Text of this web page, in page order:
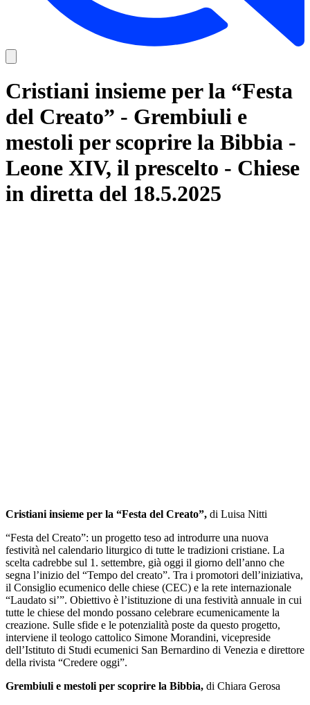
Cristiani insieme per la “Festa
del Creato” - Grembiuli e
mestoli per scoprire la Bibbia -
Leone XIV, il prescelto - Chiese
in diretta del 18.5.2025
Cristiani insieme per la “Festa del Creato”, di Luisa Nitti
“Festa del Creato”: un progetto teso ad introdurre una nuova
festività nel calendario liturgico di tutte le tradizioni cristiane. La
scelta cadrebbe sul 1. settembre, già oggi il giorno dell’anno che
segna l’inizio del “Tempo del creato”. Tra i promotori dell’iniziativa,
il Consiglio ecumenico delle chiese (CEC) e la rete internazionale
“Laudato si’”. Obiettivo è l’istituzione di una festività annuale in cui
tutte le chiese del mondo possano celebrare ecumenicamente la
creazione. Sulle sfide e le potenzialità poste da questo progetto,
interviene il teologo cattolico Simone Morandini, vicepreside
dell’Istituto di Studi ecumenici San Bernardino di Venezia e direttore
della rivista “Credere oggi”.
Grembiuli e mestoli per scoprire la Bibbia, di Chiara Gerosa